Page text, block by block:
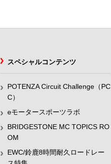
スペシャルコンテンツ
POTENZA Circuit Challenge（PC
C）
eモータースポーツラボ
BRIDGESTONE MC TOPICS RO
OM
EWC/鈴鹿8時間耐久ロードレー